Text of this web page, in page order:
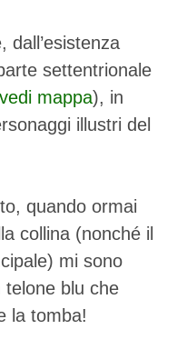
dall’esistenza
settentrionale
vedi mappa), in
illustri del
quando ormai
collina (nonché il
mi sono
blu che
la tomba!